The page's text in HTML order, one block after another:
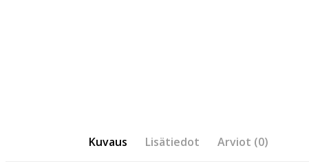
Kuvaus Lisätiedot Arviot (0)